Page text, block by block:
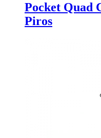
Pocket Quad
Piros